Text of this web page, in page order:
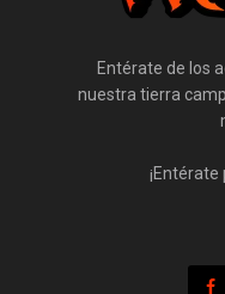
Entérate de los
nuestra tierra